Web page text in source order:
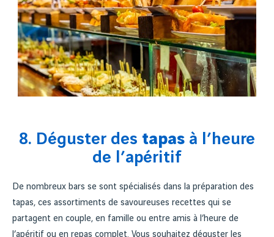
8. Déguster des tapas à l’heure
de l’apéritif
De nombreux bars se sont spécialisés dans la préparation des
tapas, ces assortiments de savoureuses recettes qui se
partagent en couple, en famille ou entre amis à l’heure de
l’apéritif ou en repas complet. Vous souhaitez déguster les